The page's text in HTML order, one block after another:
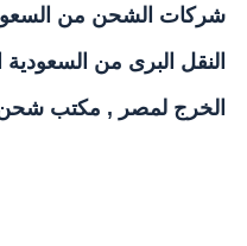
شركات الشحن من
النقل البرى من
الخرج لمصر , مكتب شحن